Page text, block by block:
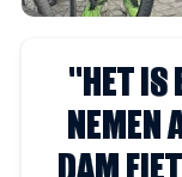
''HET IS
NEMEN
DAM